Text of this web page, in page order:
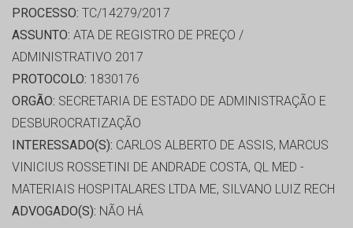
PROCESSO: TC/14279/2017
ASSUNTO: ATA DE REGISTRO DE PREÇO /
ADMINISTRATIVO 2017
PROTOCOLO: 1830176
ORGÃO: SECRETARIA DE ESTADO DE ADMINISTRAÇÃO E
DESBUROCRATIZAÇÃO
INTERESSADO(S): CARLOS ALBERTO DE ASSIS, MARCUS
VINICIUS ROSSETINI DE ANDRADE COSTA, QL MED -
MATERIAIS HOSPITALARES LTDA ME, SILVANO LUIZ RECH
ADVOGADO(S): NÃO HÁ